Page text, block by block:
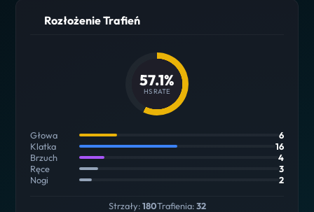
Rozłożenie Trafień
57.1%
HS RATE
Głowa
6
Klatka
16
Brzuch
4
Ręce
3
Nogi
2
Strzały:180Trafienia:32